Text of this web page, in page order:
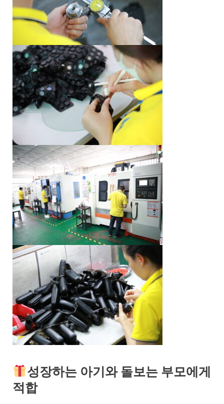
성장하는 아기와 돌보는 부모에게
적합